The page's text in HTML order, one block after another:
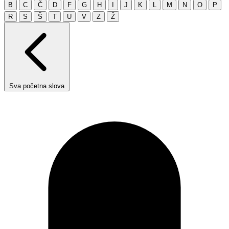
B C Č D F G H J K M N O
P
R
S Š T U V Z Ž
Sva početna slova